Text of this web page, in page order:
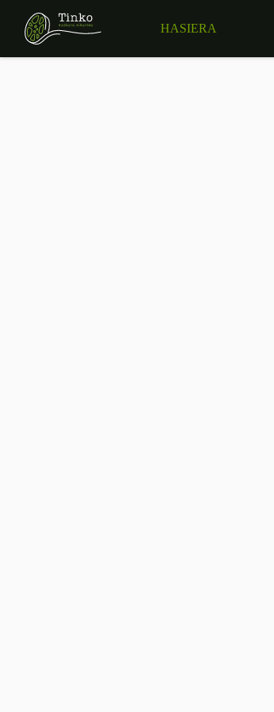
HASIERA